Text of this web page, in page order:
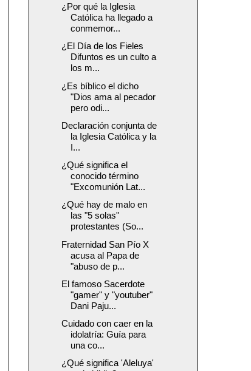
¿Por qué la Iglesia
Católica ha llegado a
conmemor...
¿El Día de los Fieles
Difuntos es un culto a
los m...
¿Es bíblico el dicho
"Dios ama al pecador
pero odi...
Declaración conjunta de
la Iglesia Católica y la
I...
¿Qué significa el
conocido término
"Excomunión Lat...
¿Qué hay de malo en
las "5 solas"
protestantes (So...
Fraternidad San Pío X
acusa al Papa de
"abuso de p...
El famoso Sacerdote
"gamer" y "youtuber"
Dani Paju...
Cuidado con caer en la
idolatría: Guía para
una co...
¿Qué significa 'Aleluya'